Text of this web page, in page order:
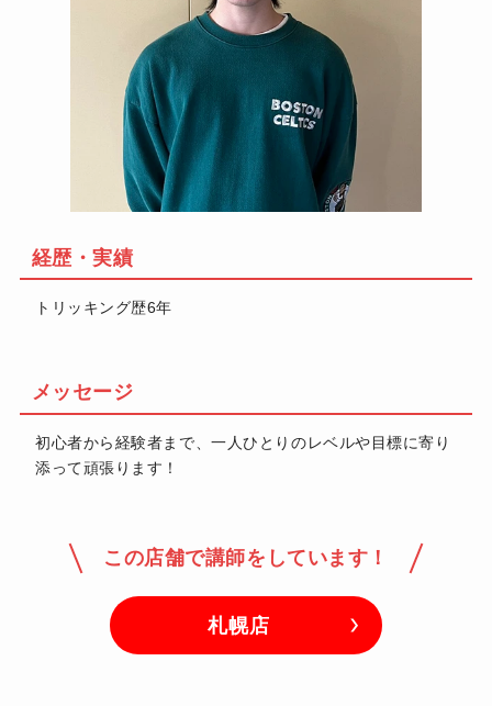
経歴・実績
トリッキング歴6年
メッセージ
初心者から経験者まで、一人ひとりのレベルや目標に寄り
添って頑張ります！
この店舗で講師をしています！
札幌店